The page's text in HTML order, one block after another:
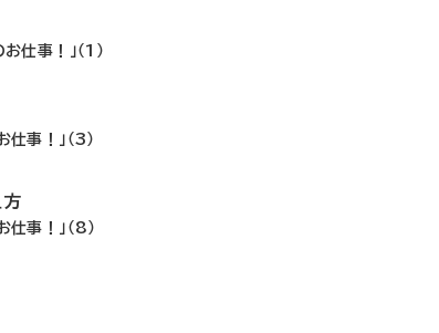
事！」（1）
事！」（3）
方
事！」（8）